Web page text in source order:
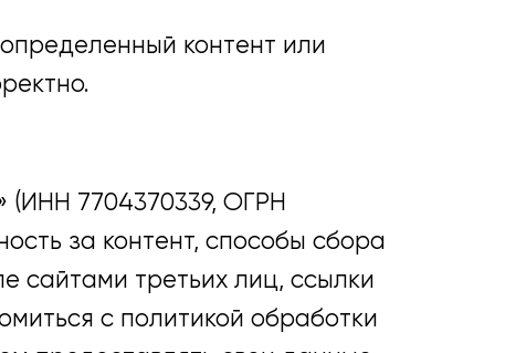
контент или
(ИНН 7704370339, ОГРН
за контент, способы сбора
сайтами третьих лиц, ссылки
с политикой обработки